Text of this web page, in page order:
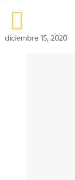
diciembre 15, 2020